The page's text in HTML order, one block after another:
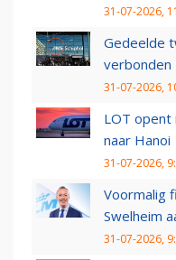
31-07-2026,
Gedeelde
verbonden
31-07-2026,
LOT opent
naar Hanoi
31-07-2026,
Voormalig
Swelheim
31-07-2026,